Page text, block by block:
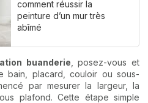
comment réussir la
peinture d’un mur très
abîmé
buanderie , posez-vous et
bain, placard, couloir ou sous-
par mesurer la largeur, la
plafond. Cette étape simple